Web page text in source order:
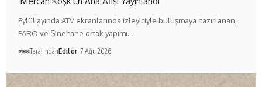
Eylül ayında ATV ekranlarında izleyiciyle buluşmaya hazırlanan,
FARO ve Sinehane ortak yapımı…
TarafındanEditör 7 Ağu 2026